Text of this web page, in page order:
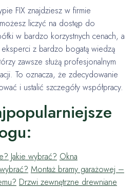
FIX znajdziesz w firmie
liczyć na dostęp do
w bardzo korzystnych cenach, a
z bardzo bogatą wiedzą
zawsze służą profesjonalnym
To oznacza, że zdecydowanie
i ustalić szczegóły współpracy.
Jakie wybrać? Okna
Montaż bramy garażowej –
Drzwi zewnętrzne drewniane